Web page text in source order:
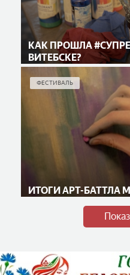
КАК ПРОШЛА
ВИТЕБСКЕ?
ФЕСТИВАЛЬ
ИТОГИ АРТ-БАТТЛА